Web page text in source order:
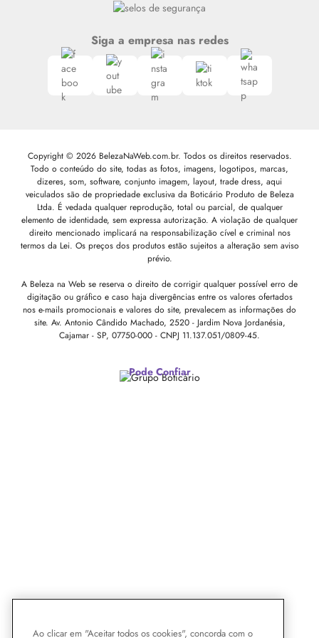
Siga a empresa nas redes
Copyright © 2026 BelezaNaWeb.com.br. Todos os direitos reservados.
Todo o conteúdo do site, todas as fotos, imagens, logotipos, marcas,
dizeres, som, software, conjunto imagem, layout, trade dress, aqui
veiculados são de propriedade exclusiva da Boticário Produto de Beleza
Ltda. É vedada qualquer reprodução, total ou parcial, de qualquer
elemento de identidade, sem expressa autorização. A violação de qualquer
direito mencionado implicará na responsabilização cível e criminal nos
termos da Lei. Os preços dos produtos estão sujeitos a alteração sem aviso
prévio.
A Beleza na Web se reserva o direito de corrigir qualquer possível erro de
digitação ou gráfico e caso haja divergências entre os valores ofertados
nos e-mails promocionais e valores do site, prevalecem as informações do
site. Av. Antonio Cândido Machado, 2520 - Jardim Nova Jordanésia,
Cajamar - SP, 07750-000 - CNPJ 11.137.051/0809-45.
Pode Confiar
Ao clicar em "Aceitar todos os cookies", concorda com o